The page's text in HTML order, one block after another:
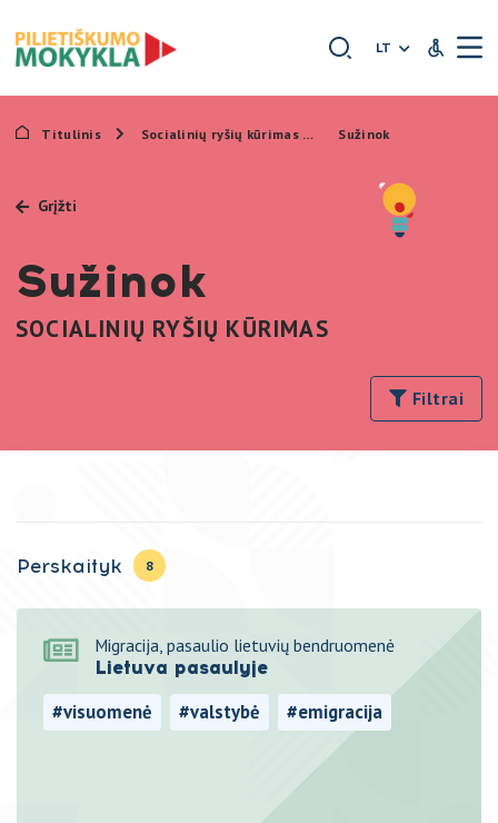
LT Neįgaliųjų
Titulinis Socialinių ryšių kūrimas Sužinok
Grįžti
Sužinok
SOCIALINIŲ RYŠIŲ KŪRIMAS
Filtrai
Perskaityk 8
Migracija, pasaulio lietuvių bendruomenė
Lietuva pasaulyje
#visuomenė #valstybė #emigracija